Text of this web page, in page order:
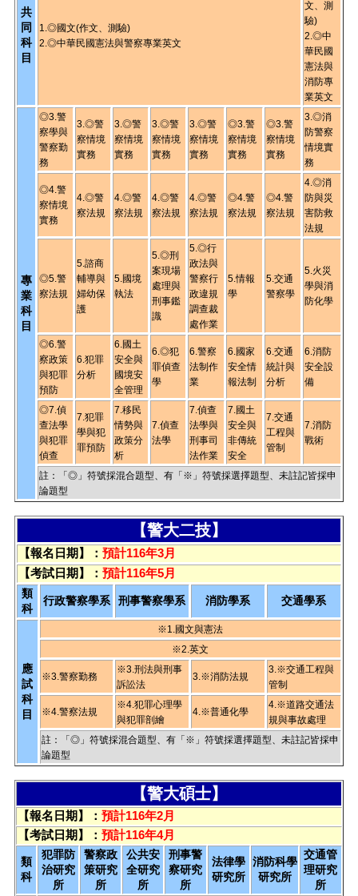
共
同
科
目
1.◎國文(作文、測驗)
2.◎中華民國憲法與警察專業英文
文、測
驗)
2.◎中
華民國
憲法與
消防專
業英文
專
業
科
目
◎3.警
察學與
警察勤
務
3.◎警
察情境
實務
3.◎警
察情境
實務
3.◎警
察情境
實務
3.◎警
察情境
實務
◎3.警
察情境
實務
◎3.警
察情境
實務
3.◎消
防警察
情境實
務
◎4.警
察情境
實務
4.◎警
察法規
4.◎警
察法規
4.◎警
察法規
4.◎警
察法規
◎4.警
察法規
◎4.警
察法規
4.◎消
防與災
害防救
法規
◎5.警
察法規
5.諮商
輔導與
婦幼保
護
5.國境
執法
5.◎刑
案現場
處理與
刑事鑑
識
5.◎行
政法與
警察行
政違規
調查裁
處作業
5.情報
學
5.交通
警察學
5.火災
學與消
防化學
◎6.警
察政策
與犯罪
預防
6.犯罪
分析
6.國土
安全與
國境安
全管理
6.◎犯
罪偵查
學
6.警察
法制作
業
6.國家
安全情
報法制
6.交通
統計與
分析
6.消防
安全設
備
◎7.偵
查法學
與犯罪
偵查
7.犯罪
學與犯
罪預防
7.移民
情勢與
政策分
析
7.偵查
法學
7.偵查
法學與
刑事司
法作業
7.國土
安全與
非傳統
安全
7.交通
工程與
管制
7.消防
戰術
註：「◎」符號採混合題型、有「※」符號採選擇題型、未註記皆採申
論題型
【警大二技】
【報名日期】： 預計116年3月
【考試日期】： 預計116年5月
類
科
行政警察學系 刑事警察學系 消防學系 交通學系
應
試
科
目
※1.國文與憲法
※2.英文
※3.警察勤務
※3.刑法與刑事
訴訟法
3.※消防法規
3.※交通工程與
管制
※4.警察法規
※4.犯罪心理學
與犯罪剖繪
4.※普通化學
4.※道路交通法
規與事故處理
註：「◎」符號採混合題型、有「※」符號採選擇題型、未註記皆採申
論題型
【警大碩士】
【報名日期】： 預計116年2月
【考試日期】： 預計116年4月
類
科
犯罪防
治研究
所
警察政
策研究
所
公共安
全研究
所
刑事警
察研究
所
法律學
研究所
消防科學
研究所
交通管
理研究
所